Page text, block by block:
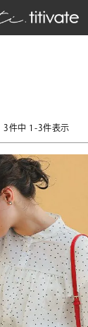
3件中 1 -3件表示